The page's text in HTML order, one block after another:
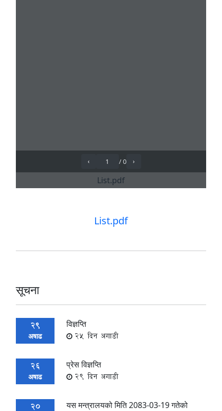
List.pdf
सूचना
29
अषाढ
विज्ञप्ति
25 दिन अगाडी
26
अषाढ
प्रेस विज्ञप्ति
29 दिन अगाडी
20
यस मन्त्रालयको मिति 2083-03-19 गतेको